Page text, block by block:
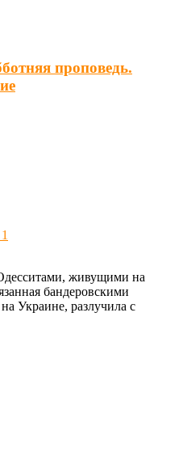
проповедь.
1
живущими на
бандеровскими
Украине, разлучила с